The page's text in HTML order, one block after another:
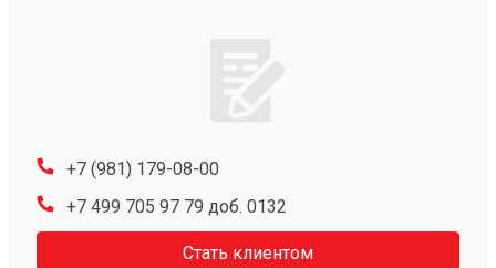
+7 (981) 179-08-00
+7 499 705 97 79 доб. 0132
Стать клиентом